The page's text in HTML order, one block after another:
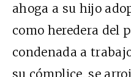
ahoga a su hijo
como heredera del
condenada a
su cómplice, se